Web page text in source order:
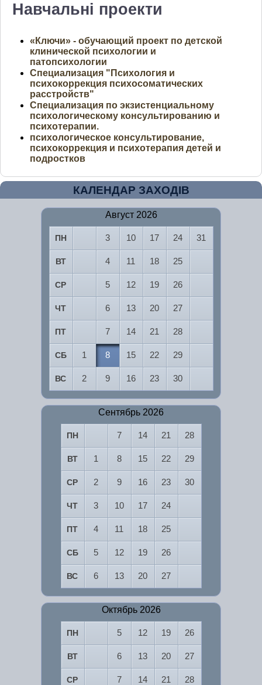
Навчальні проекти
«Ключи» - обучающий проект по детской
клинической психологии и
патопсихологии
Специализация "Психология и
психокоррекция психосоматических
расстройств"
Специализация по экзистенциальному
психологическому консультированию и
психотерапии.
психологическое консультирование,
психокоррекция и психотерапия детей и
подростков
КАЛЕНДАР ЗАХОДІВ
Август 2026
ПН 3 10 17 24 31
ВТ 4 11 18 25
СР 5 12 19 26
ЧТ 6 13 20 27
ПТ 7 14 21 28
СБ 1 8 15 22 29
ВС 2 9 16 23 30
Сентябрь 2026
ПН 7 14 21 28
ВТ 1 8 15 22 29
СР 2 9 16 23 30
ЧТ 3 10 17 24
ПТ 4 11 18 25
СБ 5 12 19 26
ВС 6 13 20 27
Октябрь 2026
ПН 5 12 19 26
ВТ 6 13 20 27
СР 7 14 21 28